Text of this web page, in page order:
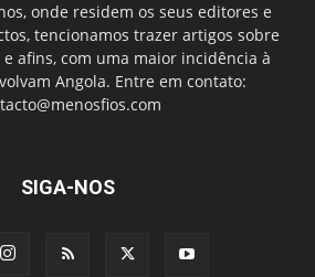
onde residem os seus editores e
tencionamos trazer artigos sobre
afins, com uma maior incidência à
Angola. Entre em contato:
SIGA-NOS